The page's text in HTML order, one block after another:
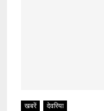
खबरें देवरिया